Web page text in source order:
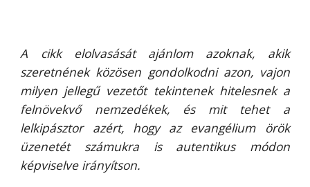
A cikk elolvasását ajánlom azoknak, akik
szeretnének közösen gondolkodni azon, vajon
milyen jellegű vezetőt tekintenek hitelesnek a
felnövekvő nemzedékek, és mit tehet a
lelkipásztor azért, hogy az evangélium örök
üzenetét számukra is autentikus módon
képviselve irányítson.